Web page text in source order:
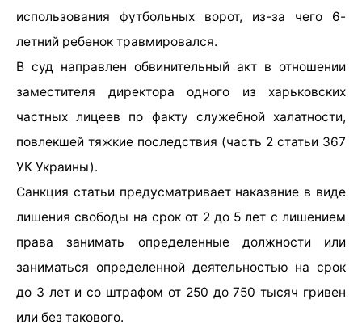
использования футбольных ворот, из-за чего 6-
летний ребенок травмировался.
В суд направлен обвинительный акт в отношении
заместителя директора одного из харьковских
частных лицеев по факту служебной халатности,
повлекшей тяжкие последствия (часть 2 статьи 367
УК Украины).
Санкция статьи предусматривает наказание в виде
лишения свободы на срок от 2 до 5 лет с лишением
права занимать определенные должности или
заниматься определенной деятельностью на срок
до 3 лет и со штрафом от 250 до 750 тысяч гривен
или без такового.